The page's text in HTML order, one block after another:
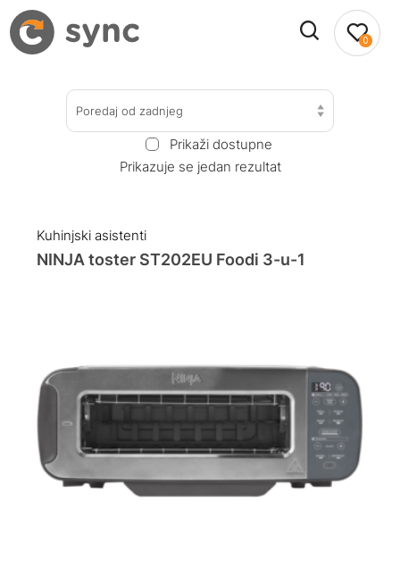
0
Poredaj od zadnjeg
Prikaži dostupne
Prikazuje se jedan rezultat
Kuhinjski asistenti
NINJA toster ST202EU Foodi 3-u-1